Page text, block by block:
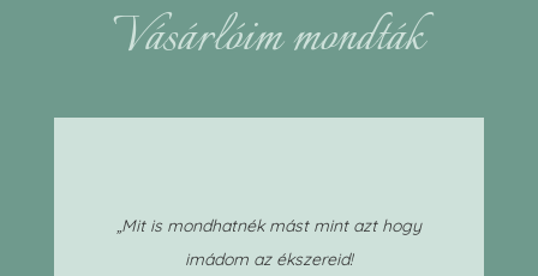
Vásárlóim mondták
„Mit is mondhatnék mást mint azt hogy
imádom az ékszereid!